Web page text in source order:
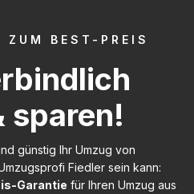
ZUM BEST-PREIS
sparen!
günstig Ihr Umzug von
Fiedler sein kann:
Garantie für Ihren Umzug aus